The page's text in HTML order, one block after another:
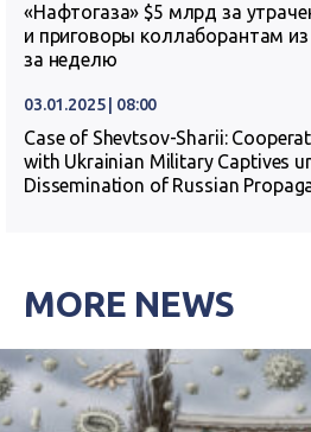
«Нафтогаза» $5 млрд за
и приговоры коллаборантам
за неделю
03.01.2025 | 08:00
Case of Shevtsov-Sharii:
with Ukrainian Military Captives
Dissemination of Russian
MORE NEWS